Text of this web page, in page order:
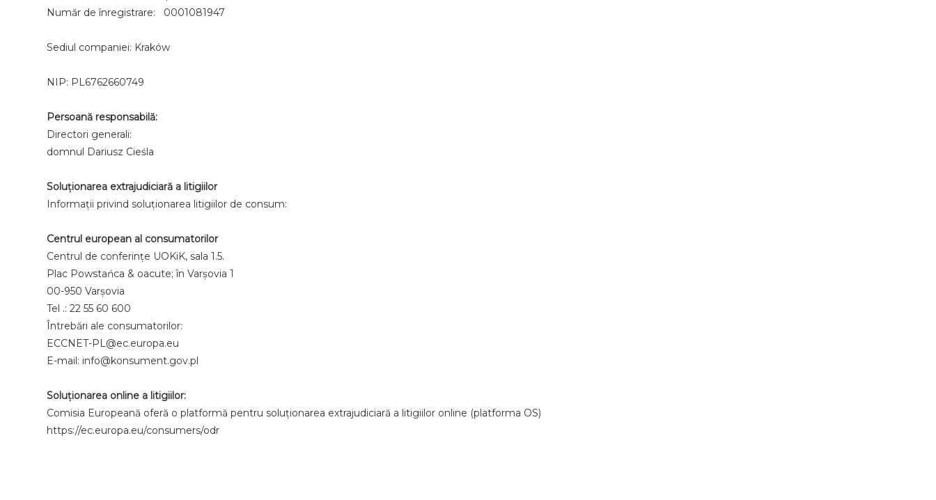
Număr de înregistrare: 0001081947
Sediul companiei: Kraków
NIP: PL6762660749
Persoană responsabilă:
Directori generali:
domnul Dariusz Cieśla
Soluționarea extrajudiciară a litigiilor
Informații privind soluționarea litigiilor de consum:
Centrul european al consumatorilor
Centrul de conferințe UOKiK, sala 1.5.
Plac Powstańca & oacute; în Varșovia 1
00-950 Varşovia
Tel .: 22 55 60 600
Întrebări ale consumatorilor:
ECCNET-PL@ec.europa.eu
E-mail: info@konsument.gov.pl
Soluționarea online a litigiilor:
Comisia Europeană oferă o platformă pentru soluționarea extrajudiciară a litigiilor online (platforma OS)
https://ec.europa.eu/consumers/odr